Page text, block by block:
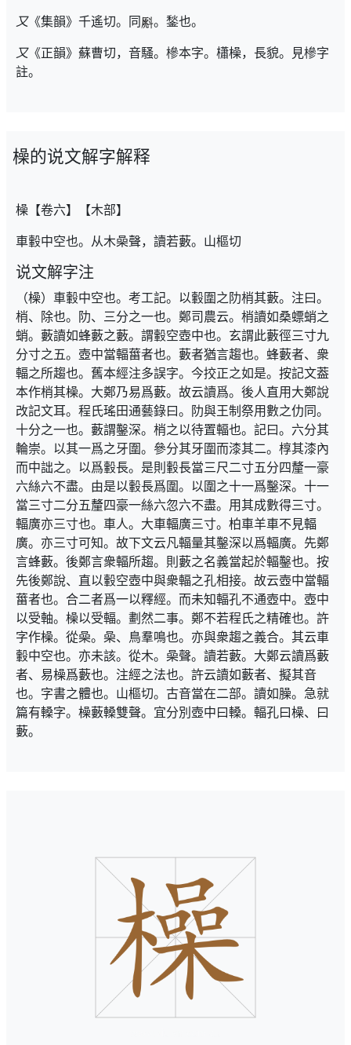
又《集韻》千遙切。同
。鍫也。
又《正韻》蘇曹切，音騷。槮本字。櫹橾，長貌。見槮字
註。
橾的说文解字解释
橾【卷六】【木部】
車轂中空也。从木喿聲，讀若藪。山樞切
说文解字注
（橾）車轂中空也。考工記。以轂圍之阞梢其藪。注曰。
梢、除也。阞、三分之一也。鄭司農云。梢讀如桑螵蛸之
蛸。藪讀如蜂藪之藪。謂轂空壺中也。玄謂此藪徑三寸九
分寸之五。壺中當輻葘者也。藪者猶言趨也。蜂藪者、衆
輻之所趨也。舊本經注多誤字。今挍正之如是。按記文葢
本作梢其橾。大鄭乃易爲藪。故云讀爲。後人直用大鄭說
改記文耳。程氏瑤田通藝錄曰。阞與王制祭用數之仂同。
十分之一也。藪謂鑿深。梢之以待置輻也。記曰。六分其
輪崇。以其一爲之牙圍。參分其牙圍而漆其二。椁其漆內
而中詘之。以爲轂長。是則轂長當三尺二寸五分四釐一豪
六絲六不盡。由是以轂長爲圍。以圍之十一爲鑿深。十一
當三寸二分五釐四豪一絲六忽六不盡。用其成數得三寸。
輻廣亦三寸也。車人。大車輻廣三寸。柏車羊車不見輻
廣。亦三寸可知。故下文云凡輻量其鑿深以爲輻廣。先鄭
言蜂藪。後鄭言衆輻所趨。則藪之名義當起於輻鑿也。按
先後鄭說、直以轂空壺中與衆輻之孔相接。故云壺中當輻
葘者也。合二者爲一以釋經。而未知輻孔不通壺中。壺中
以受軸。橾以受輻。劃然二事。鄭不若程氏之精確也。許
字作橾。從喿。喿、鳥羣鳴也。亦與衆趨之義合。其云車
轂中空也。亦未該。從木。喿聲。讀若藪。大鄭云讀爲藪
者、易橾爲藪也。注經之法也。許云讀如藪者、擬其音
也。字書之體也。山樞切。古音當在二部。讀如臊。急就
篇有䡦字。橾藪䡦雙聲。宜分別壺中曰䡦。輻孔曰橾、曰
藪。